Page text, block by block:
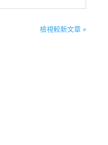
檢視較新文章 »